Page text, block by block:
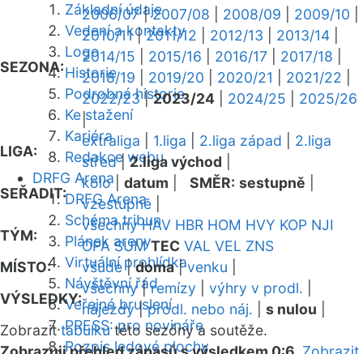
Základní údaje
Vedení a kontakty
Logo
Historie
Podrobná historie
Ke stažení
Kariéra
Redakce webu
DRFG Arena
DRFG Arena
Schéma tribun
Plánek areny
Virtuální prohlídka
Návštěvní řád
Veřejné bruslení
PRESS: pro novináře
Rozpis ledové plochy
SEZONA:
2006/07|2007/08 2008/09 2009/10
2010/11|2011/12 2012/13 2013/14
2014/15
2015/16 2016/17 2017/18
2018/19
2019/20 2020/21 2021/22
2022/23|2023/24 2024/25
2025/26
|
LIGA:
extraliga 1.liga 2.liga západ
2.liga
střed|2.liga východ
SEŘADIT:
kolo| datum SMĚR: sestupně
vzestupně
TÝM:
všechny HAV HBR HOM HVY KOP NJI
OPA SUM TEC VAL VEL ZNS
MÍSTO:
všude|doma|venku
VÝSLEDKY:
všechny|remízy výhry v prodl.
nájezdy|prodl. nebo náj. s nulou
Zobrazittabulkutéto sezóny a soutěže.